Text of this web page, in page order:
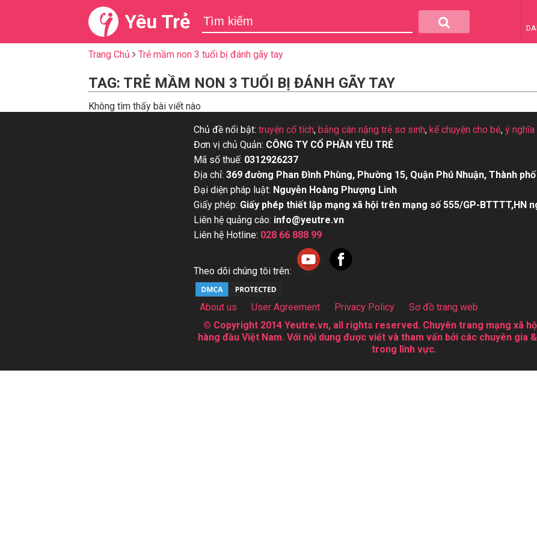
Yêu Trẻ
Trang Chủ Trẻ mầm non 3 tuổi bị đánh gãy tay
TAG: TRẺ MẦM NON 3 TUỔI BỊ ĐÁNH GÃY TAY
Không tìm thấy bài viết nào
Chủ đề nổi bật: truyện cổ tích, bảng cân nặng trẻ sơ sinh, kể chuyện cho bé, ý nghĩa
Đơn vị chủ Quản: CÔNG TY CỔ PHẦN YÊU TRẺ
Mã số thuế: 0312926237
Địa chỉ: 369 đường Phan Đình Phùng, Phường 15, Quận Phú Nhuận, Thành
Đại diện pháp luật: Nguyễn Hoàng Phượng Linh
Giấy phép: Giấy phép thiết lập mạng xã hội trên mạng số 555/GP-BTTTT,HN
Liên hệ quảng cáo: info@yeutre.vn
Liên hệ Hotline: 028 66 888 99
Theo dõi chúng tôi trên:
About us User Agreement Privacy Policy
Sơ đồ trang web
© Copyright 2014 Yeutre.vn, all rights reserved. Chuyên trang mạng xã
hàng đầu Việt Nam. Với nội dung được viết và tham vấn bởi các chuyên gia
trong lĩnh vực.